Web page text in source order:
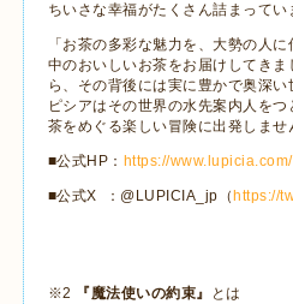
ちいさな幸福がたくさん詰まってい
「お茶の多彩な魅力を、大勢の人
中のおいしいお茶をお届けしてき
ら、その背後には実に豊かで奥深
ピシアはその世界の水先案内人を
茶をめぐる楽しい冒険に出発しませ
■公式HP ： https://www.lupicia.com/
■公式X ： @LUPICIA_jp （ https://
※2 『魔法使いの約束』 とは